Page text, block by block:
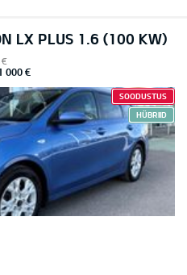
LX PLUS 1.6 (100 KW)
000 €
SOODUSTUS
HÜBRIID